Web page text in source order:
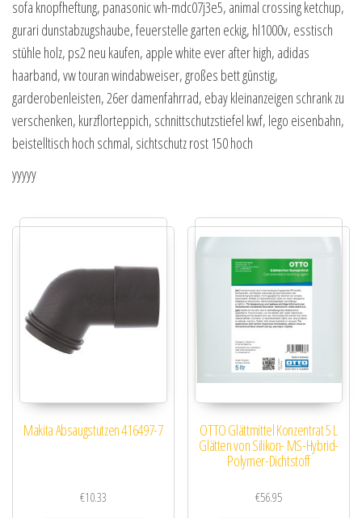
sofa knopfheftung, panasonic wh-mdc07j3e5, animal crossing ketchup,
gurari dunstabzugshaube, feuerstelle garten eckig, hl1000v, esstisch
stühle holz, ps2 neu kaufen, apple white ever after high, adidas
haarband, vw touran windabweiser, großes bett günstig,
garderobenleisten, 26er damenfahrrad, ebay kleinanzeigen schrank zu
verschenken, kurzflorteppich, schnittschutzstiefel kwf, lego eisenbahn,
beistelltisch hoch schmal, sichtschutz rost 150 hoch
yyyyy
Makita Absaugstutzen 416497-7
€10.33
OTTO Glättmittel Konzentrat 5 L
Glätten von Silikon- MS-Hybrid-
Polymer-Dichtstoff
€56.95